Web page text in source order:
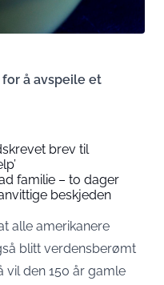
å avspeile et
brev til
familie – to dager
beskjeden
alle amerikanere
blitt verdensberømt
vil den 150 år gamle